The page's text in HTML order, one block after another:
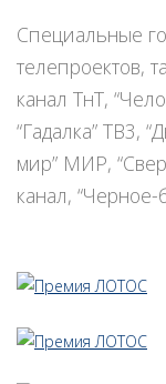
Специальные
телепроектов,
канал ТнТ,
“Гадалка” ТВ3,
мир” МИР,
канал, “Черное-